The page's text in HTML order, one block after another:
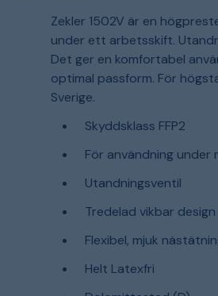
Zekler 1502V är en
under ett arbetsskift.
Det ger en komfortabel
optimal passform. För
Sverige.
Skyddsklass FFP2
För användning
Utandningsventil
Tredelad vikbar design
Flexibel, mjuk
Helt Latexfri